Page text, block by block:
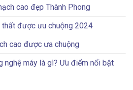
cao đẹp Thành Phong
được ưu chuộng 2024
cao được ưa chuộng
nghệ máy là gì? Ưu điểm nổi bật